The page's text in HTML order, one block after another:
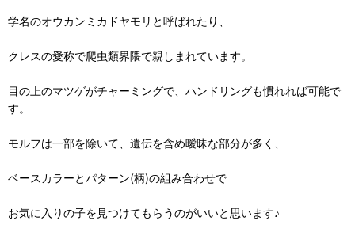
学名のオウカンミカドヤモリと呼ばれたり、
クレスの愛称で爬虫類界隈で親しまれています。
目の上のマツゲがチャーミングで、ハンドリングも慣れれば可能で
す。
モルフは一部を除いて、遺伝を含め曖昧な部分が多く、
ベースカラーとパターン(柄)の組み合わせで
お気に入りの子を見つけてもらうのがいいと思います♪